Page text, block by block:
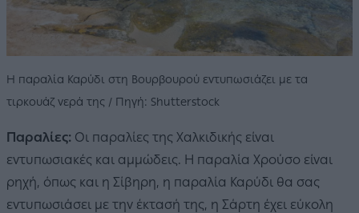
Η παραλία Καρύδι στη Βουρβουρού εντυπωσιάζει με τα
τιρκουάζ νερά της / Πηγή: Shutterstock
Παραλίες: Οι παραλίες της Χαλκιδικής είναι
εντυπωσιακές και αμμώδεις. Η παραλία Χρούσο είναι
ρηχή, όπως και η Σίβηρη, η παραλία Καρύδι θα σας
εντυπωσιάσει με την έκτασή της, η Σάρτη έχει εύκολη